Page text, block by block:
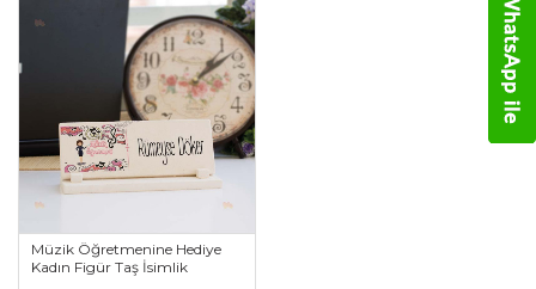
Müzik Öğretmenine Hediye
Kadın Figür Taş İsimlik